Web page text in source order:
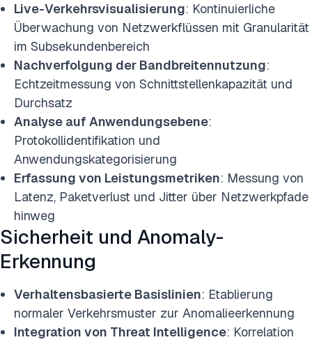
Live-Verkehrsvisualisierung: Kontinuierliche
Überwachung von Netzwerkflüssen mit Granularität
im Subsekundenbereich
Nachverfolgung der Bandbreitennutzung:
Echtzeitmessung von Schnittstellenkapazität und
Durchsatz
Analyse auf Anwendungsebene:
Protokollidentifikation und
Anwendungskategorisierung
Erfassung von Leistungsmetriken: Messung von
Latenz, Paketverlust und Jitter über Netzwerkpfade
hinweg
Sicherheit und Anomaly-
Erkennung
Verhaltensbasierte Basislinien: Etablierung
normaler Verkehrsmuster zur Anomalieerkennung
Integration von Threat Intelligence: Korrelation